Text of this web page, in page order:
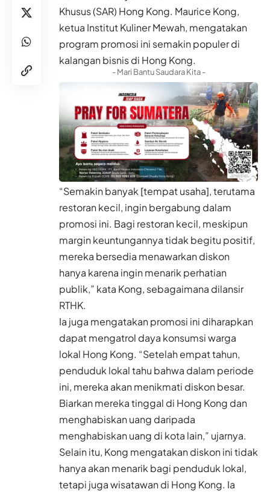
Khusus (SAR) Hong Kong. Maurice Kong,
ketua Institut Kuliner Mewah, mengatakan
program promosi ini semakin populer di
kalangan bisnis di Hong Kong.
- Mari Bantu Saudara Kita -
“Semakin banyak [tempat usaha], terutama
restoran kecil, ingin bergabung dalam
promosi ini. Bagi restoran kecil, meskipun
margin keuntungannya tidak begitu positif,
mereka bersedia menawarkan diskon
hanya karena ingin menarik perhatian
publik,” kata Kong, sebagaimana dilansir
RTHK.
Ia juga mengatakan promosi ini diharapkan
dapat mengatrol daya konsumsi warga
lokal Hong Kong. “Setelah empat tahun,
penduduk lokal tahu bahwa dalam periode
ini, mereka akan menikmati diskon besar.
Biarkan mereka tinggal di Hong Kong dan
menghabiskan uang daripada
menghabiskan uang di kota lain,” ujarnya.
Selain itu, Kong mengatakan diskon ini tidak
hanya akan menarik bagi penduduk lokal,
tetapi juga wisatawan di Hong Kong. Ia